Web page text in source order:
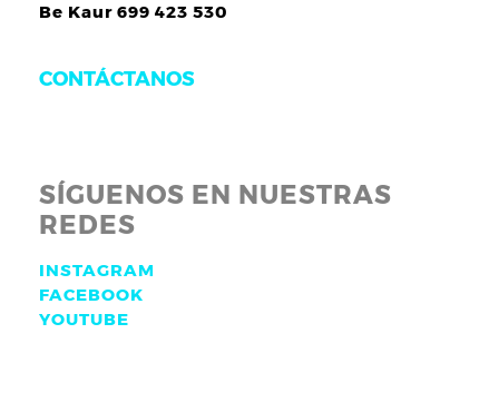
Be Kaur 699 423 530
CONTÁCTANOS
SÍGUENOS EN NUESTRAS
REDES
INSTAGRAM
FACEBOOK
YOUTUBE